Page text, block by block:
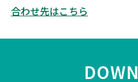
合わせ先はこちら